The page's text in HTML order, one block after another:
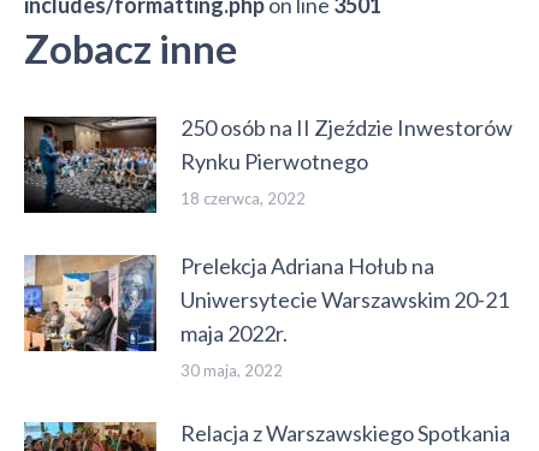
Zobacz inne
250 osób na II Zjeździe Inwestorów
Rynku Pierwotnego
18 czerwca, 2022
Prelekcja Adriana Hołub na
Uniwersytecie Warszawskim 20-21
maja 2022r.
30 maja, 2022
Relacja z Warszawskiego Spotkania